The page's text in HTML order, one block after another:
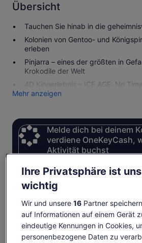
Übersicht
Tauchen Sie hinab in die
Kolonien von Gentoo- und
erleben
Pinjarra – eines der größten in
Krokodile der Welt
4D Kinoerlebnis – ICE AGE: No
Mehr anzeigen
Melde dich bei deinem
verdiene OneKeyCash,
Aktivität buchst
Verfügbarkeit
Daten
Fr., 7. Aug.–Fr., 21. Aug.
Ihre Privatsphäre ist uns
wichtig
Wir und unsere 16Partner
auf Informationen auf einem Gerät
eindeutige Kennungen in Cookies,
personenbezogene Daten zu